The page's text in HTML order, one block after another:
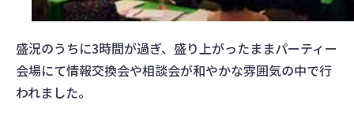
盛況のうちに3時間が過ぎ、盛り上がったままパーティー
会場にて情報交換会や相談会が和やかな雰囲気の中で行
われました。